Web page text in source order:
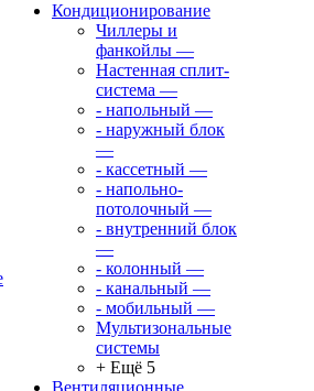
Кондиционирование
Чиллеры и
фанкойлы —
Настенная сплит-
система —
- напольный —
- наружный блок
—
- кассетный —
- напольно-
потолочный —
- внутренний блок
—
- колонный —
- канальный —
- мобильный —
Мультизональные
системы
+ Ещё 5
Вентиляционные